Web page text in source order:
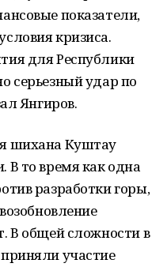
показатели,
кризиса.
для Республики
серьезный удар по
Янгиров.
шихана Куштау
В то время как одна
разработки горы,
В общей сложности в
участие